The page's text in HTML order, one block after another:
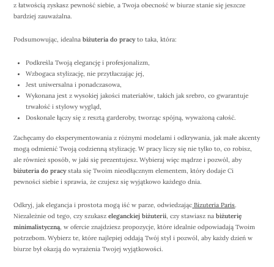
z łatwością zyskasz pewność siebie, a Twoja obecność w biurze stanie się jeszcze
bardziej zauważalna.
Podsumowując, idealnabiżuteria do pracyto taka, która:
Podkreśla Twoją elegancję i profesjonalizm,
Wzbogaca stylizację, nie przytłaczając jej,
Jest uniwersalna i ponadczasowa,
Wykonana jest z wysokiej jakości materiałów, takich jak srebro, co gwarantuje
trwałość i stylowy wygląd,
Doskonale łączy się z resztą garderoby, tworząc spójną, wyważoną całość.
Zachęcamy do eksperymentowania z różnymi modelami i odkrywania, jak małe akcenty
mogą odmienić Twoją codzienną stylizację. W pracy liczy się nie tylko to, co robisz,
ale również sposób, w jaki się prezentujesz. Wybieraj więc mądrze i pozwól, aby
biżuteria do pracystała się Twoim nieodłącznym elementem, który dodaje Ci
pewności siebie i sprawia, że czujesz się wyjątkowo każdego dnia.
Odkryj, jak elegancja i prostota mogą iść w parze, odwiedzając Bizuteria Paris.
Niezależnie od tego, czy szukaszeleganckiej biżuterii, czy stawiasz nabiżuterię
minimalistyczną, w ofercie znajdziesz propozycje, które idealnie odpowiadają Twoim
potrzebom. Wybierz te, które najlepiej oddają Twój styl i pozwól, aby każdy dzień w
biurze był okazją do wyrażenia Twojej wyjątkowości.